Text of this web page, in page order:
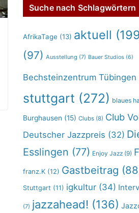
Suche nach Schlagwörtern
AfrikaTage (13) aktuell
(97) Ausstellung (7) Bauer Studios (6)
Bechsteinzentrum Tübingen
stuttgart (272) blaues
Burghausen (15) Clubs (8) Club
Deutscher Jazzpreis (32)
Esslingen (77) Enjoy Jazz (9)
franz.K (12) Gastbeitrag
Stuttgart (11) igkultur (34)
(7) jazzahead! (136)